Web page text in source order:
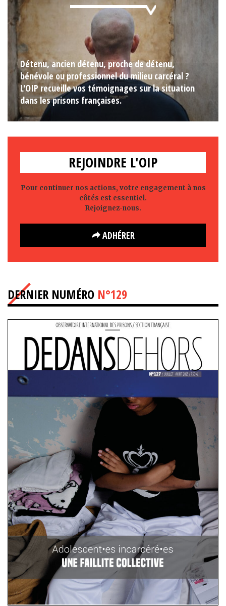
Détenu, ancien détenu, proche de détenu,
bénévole ou professionnel du milieu carcéral ?
L'OIP recueille vos témoignages sur la situation
dans les prisons françaises.
REJOINDRE L'OIP
Pour continuer nos actions, votre engagement à nos
côtés est essentiel.
Rejoignez-nous.
ADHÉRER
DERNIER NUMÉRO N°129